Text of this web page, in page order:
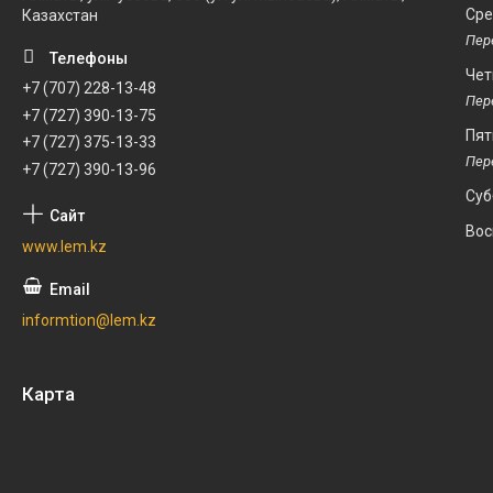
Казахстан
+7 (707) 228-13-48
+7 (727) 390-13-75
+7 (727) 375-13-33
+7 (727) 390-13-96
www.lem.kz
informtion@lem.kz
Карта